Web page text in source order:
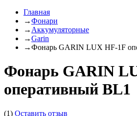
Главная
→Фонари
→ Аккумуляторные
→Garin
→Фонарь GARIN LUX HF-1F
Фонарь GARIN
оперативный BL1
(1) Оставить отзыв